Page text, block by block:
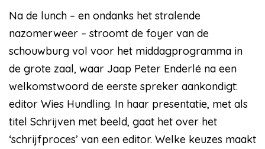
Na de lunch – en ondanks het stralende
nazomerweer – stroomt de foyer van de
schouwburg vol voor het middagprogramma in
de grote zaal, waar Jaap Peter Enderlé na een
welkomstwoord de eerste spreker aankondigt:
editor Wies Hundling. In haar presentatie, met als
titel Schrijven met beeld, gaat het over het
‘schrijfproces’ van een editor. Welke keuzes maakt